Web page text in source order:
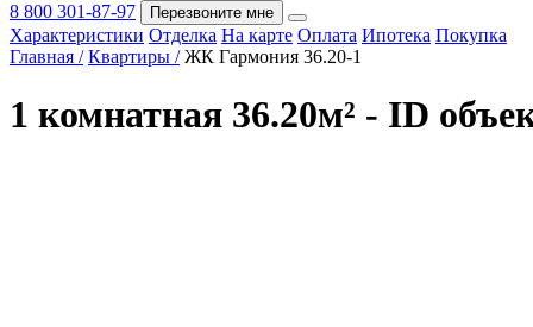
8 800 301-87-97 Перезвоните мне
Характеристики Отделка На карте Оплата Ипотека Покупка
Главная / Квартиры / ЖК Гармония 36.20-1
1 комнатная 36.20м² - ID